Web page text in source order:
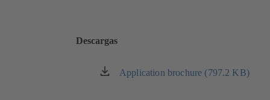
Descargas
Application brochure (797.2 KB)
(se